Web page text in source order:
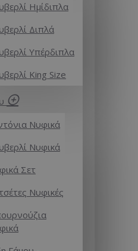
Ημίδιπλα
Διπλά
Υπέρδιπλα
King Size
Νυφικά
Νυφικά
Σετ
Νυφικές